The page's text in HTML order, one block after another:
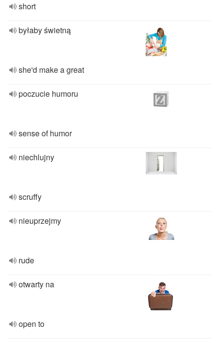
short
byłaby świetną
she'd make a great
poczucie humoru
sense of humor
niechlujny
scruffy
nieuprzejmy
rude
otwarty na
open to